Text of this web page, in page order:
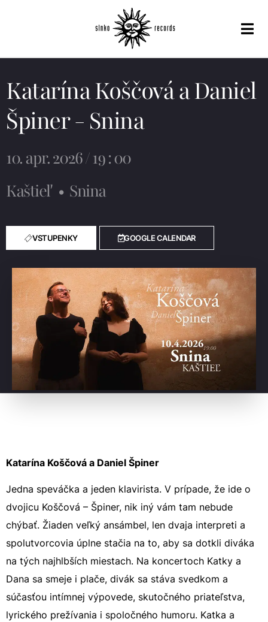
Katarína Koščová a Daniel
Špiner - Snina
10. apr. 2026 / 19 : 00
Kaštieľ • Snina
VSTUPENKY GOOGLE CALENDAR
Katarína Koščová a Daniel Špiner
Jedna speváčka a jeden klavirista. V prípade, že ide o
dvojicu Koščová – Špiner, nik iný vám tam nebude
chýbať. Žiaden veľký ansámbel, len dvaja interpreti a
spolutvorcovia úplne stačia na to, aby sa dotkli diváka
na tých najhlbších miestach. Na koncertoch Katky a
Dana sa smeje i plače, divák sa stáva svedkom a
súčasťou intímnej výpovede, skutočného priateľstva,
lyrického prežívania i spoločného humoru. Katka a